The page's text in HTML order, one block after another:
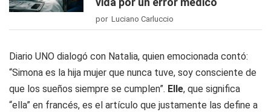
por Luciano Carluccio
Diario UNO dialogó con Natalia, quien emocionada contó:
“Simona es la hija mujer que nunca tuve, soy consciente de
que los sueños siempre se cumplen”. Elle, que significa
“ella” en francés, es el artículo que justamente las define a